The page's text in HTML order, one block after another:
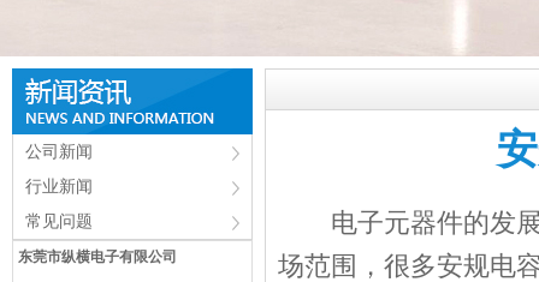
公司新闻
行业新闻
常见问题
东莞市纵横电子有限公司
电子元器件的发
场范围，很多安规电